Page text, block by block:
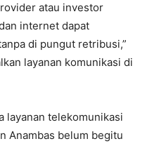
atau investor
internet dapat
di pungut retribusi,”
layanan komunikasi di
layanan telekomunikasi
Anambas belum begitu